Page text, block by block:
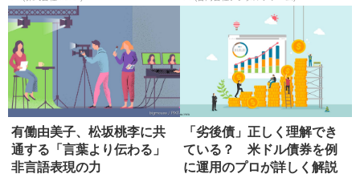
有働由美子、松坂桃李に共
通する「言葉より伝わる」
非言語表現の力
「劣後債」正しく理解でき
ている？ 米ドル債券を例
に運用のプロが詳しく解説